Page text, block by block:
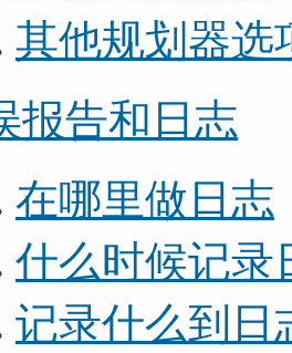
其他规划器选
报告和日志
在哪里做日志
什么时候记录
记录什么到日